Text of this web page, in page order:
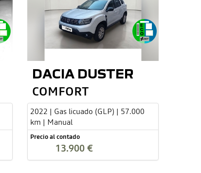
DACIA DUSTER
COMFORT
2022 | Gas licuado (GLP) | 57.000
km | Manual
Precio al contado
13.900 €